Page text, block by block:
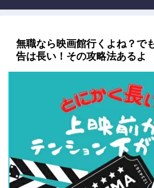
無職なら映画館行くよね？で
告は長い！その攻略法あるよ